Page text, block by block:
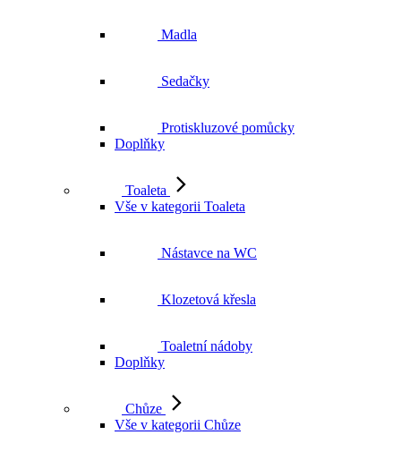
Madla
Sedačky
Protiskluzové pomůcky
Doplňky
Toaleta
Vše v kategorii Toaleta
Nástavce na WC
Klozetová křesla
Toaletní nádoby
Doplňky
Chůze
Vše v kategorii Chůze